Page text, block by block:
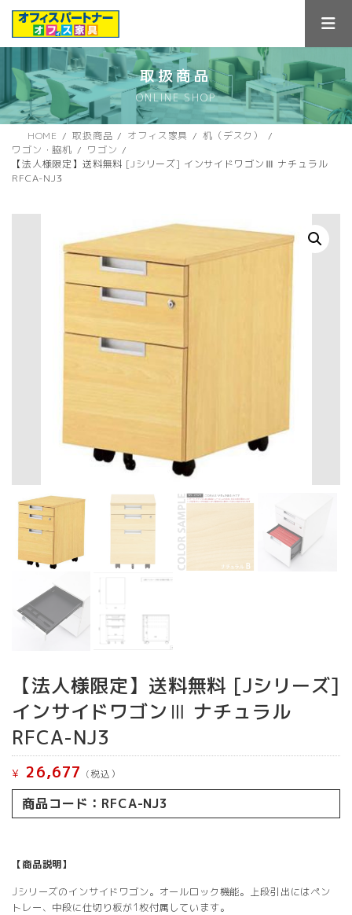
ス
キ
ン
に
取扱商品
ONLINE SHOP
HOME 取扱商品 オフィス家具
机（デスク）
ワゴン・脇机
ワゴン
【法人様限定】送料無料 [Jシリーズ] インサイドワゴンⅢ ナチュラル
RFCA-NJ3
【法人様限定】送料無料 [Jシリーズ]
インサイドワゴンⅢ ナチュラル
RFCA-NJ3
¥ 26,677 (税込）
商品コード：RFCA-NJ3
【商品説明】
Jシリーズのインサイドワゴン。オールロック機能。上段引出にはペン
トレー、中段に仕切り板が1枚付属しています。